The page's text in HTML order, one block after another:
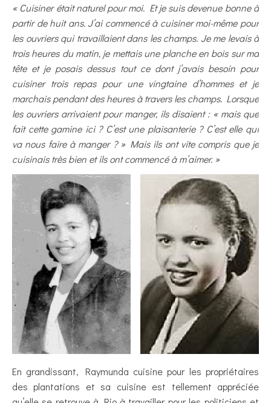
« Cuisiner était naturel pour moi. Et je suis devenue bonne à
partir de huit ans. J’ai commencé à cuisiner moi-même pour
les ouvriers qui travaillaient dans les champs. Je me levais à
trois heures du matin, je mettais une planche en bois sur ma
tête et je posais dessus tout ce dont j’avais besoin pour
cuisiner trois repas pour une vingtaine d’hommes et je
marchais pendant des heures à travers les champs. Lorsque
les ouvriers arrivaient pour manger, ils disaient : « mais que
fait cette gamine ici ? C’est une plaisanterie ? C’est elle qui
va nous faire à manger ? » Mais ils ont vite compris que je
cuisinais très bien et ils ont commencé à m’aimer. »
En grandissant, Raymunda cuisine pour les propriétaires
des plantations et sa cuisine est tellement appréciée